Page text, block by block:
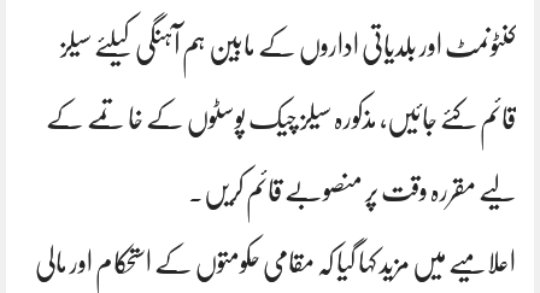
کنٹونمٹ اور بلدیاتی اداروں کے مابین ہم آہنگی کیلئے سیلز
قائم کئے جائیں، مذکورہ سیلز چیک پوسٹوں کے خاتمے کے
لیے مقررہ وقت پر منصوبے قائم کریں۔
اعلامیے میں مزید کہا گیا کہ مقامی حکومتوں کے استحکام اور مالی